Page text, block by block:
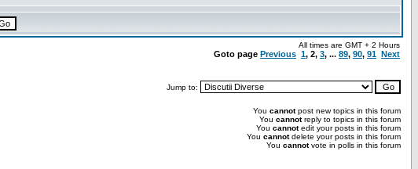
All times are GMT + 2 Hours
Goto page Previous 1, 2, 3, ... 89, 90, 91 Next
Jump to:
You cannotpost new topics in this forum
You cannotreply to topics in this forum
You cannotedit your posts in this forum
You cannotdelete your posts in this forum
You cannotvote in polls in this forum